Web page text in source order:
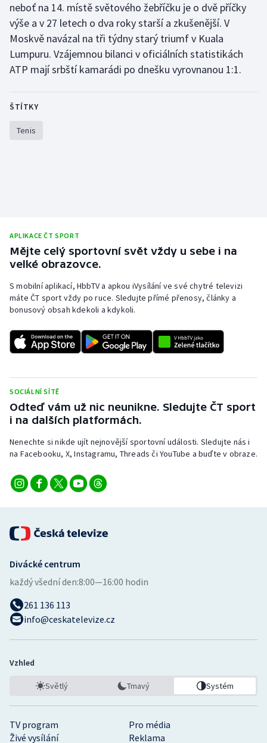
Plavání
Plážový volejbal
Ragby
Rychlobruslení
Rychlostní kanoistika
Triatlon
Vodní slalom
Volejbal
neboť na 14. místě světového žebříčku je o dvě příčky
výše a v 27 letech o dva roky starší a zkušenější. V
Moskvě navázal na tři týdny starý triumf v Kuala
Lumpuru. Vzájemnou bilanci v oficiálních statistikách
ATP mají srbští kamarádi po dnešku vyrovnanou 1:1.
ŠTÍTKY
Tenis
APLIKACE ČT SPORT
Mějte celý sportovní svět vždy u sebe i na
velké obrazovce.
S mobilní aplikací, HbbTV a apkou iVysílání ve své chytré televizi
máte ČT sport vždy po ruce. Sledujte přímé přenosy, články a
bonusový obsah kdekoli a kdykoli.
SOCIÁLNÍ SÍTĚ
Odteď vám už nic neunikne. Sledujte ČT sport
i na dalších platformách.
Nenechte si nikde ujít nejnovější sportovní události. Sledujte nás i
na Facebooku, X, Instagramu, Threads či YouTube a buďte v obraze.
TV program
Pro média
Živé vysílání
Reklama
Divácké centrum
každý všední den:8:00—16:00 hodin
261 136 113
info@ceskatelevize.cz
Vzhled
Světlý Tmavý Systém